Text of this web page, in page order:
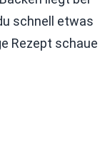
schnell etwas
Rezept schaue